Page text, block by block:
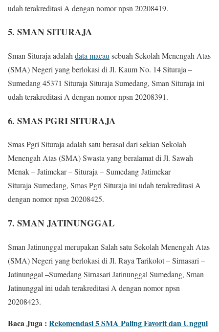
udah terakreditasi A dengan nomor npsn 20208419.
5. SMAN SITURAJA
Sman Situraja adalah data macau sebuah Sekolah Menengah Atas
(SMA) Negeri yang berlokasi di Jl. Kaum No. 14 Situraja –
Sumedang 45371 Situraja Situraja Sumedang, Sman Situraja ini
udah terakreditasi A dengan nomor npsn 20208391.
6. SMAS PGRI SITURAJA
Smas Pgri Situraja adalah satu berasal dari sekian Sekolah
Menengah Atas (SMA) Swasta yang beralamat di Jl. Sawah
Menak – Jatimekar – Situraja – Sumedang Jatimekar
Situraja Sumedang, Smas Pgri Situraja ini udah terakreditasi A
dengan nomor npsn 20208425.
7. SMAN JATINUNGGAL
Sman Jatinunggal merupakan Salah satu Sekolah Menengah Atas
(SMA) Negeri yang berlokasi di Jl. Raya Tarikolot – Sirnasari –
Jatinunggal –Sumedang Sirnasari Jatinunggal Sumedang, Sman
Jatinunggal ini udah terakreditasi A dengan nomor npsn
20208423.
Baca Juga : Rekomendasi 5 SMA Paling Favorit dan Unggul